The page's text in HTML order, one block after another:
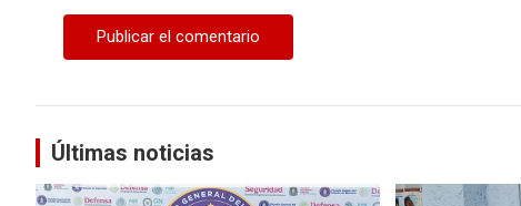
Últimas noticias